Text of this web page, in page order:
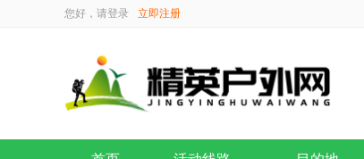
您好，请登录 立即注册